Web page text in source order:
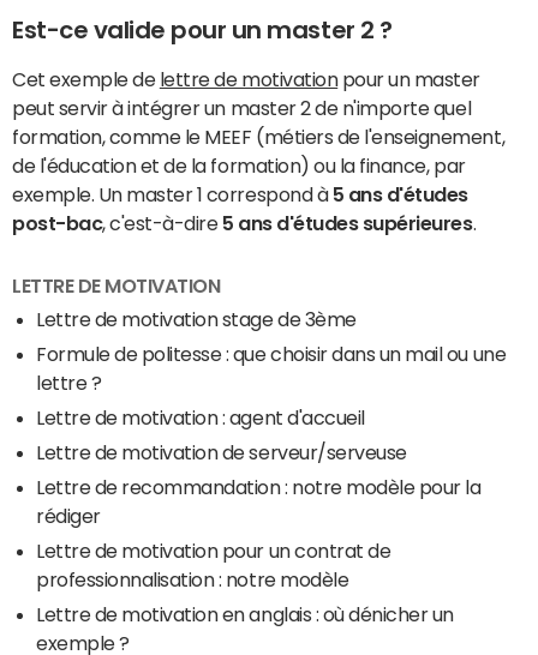
Est-ce valide pour un master 2 ?
Cet exemple de lettre de motivationpour un master
peut servir à intégrer un master 2 de n'importe quel
formation, comme le MEEF (métiers de l'enseignement,
de l'éducation et de la formation) ou la finance, par
exemple. Un master 1 correspond à 5 ans d'études
post-bac, c'est-à-dire 5 ans d'études supérieures.
LETTRE DE MOTIVATION
Lettre de motivation stage de 3ème
Formule de politesse : que choisir dans un mail ou une
lettre ?
Lettre de motivation : agent d'accueil
Lettre de motivation de serveur/serveuse
Lettre de recommandation : notre modèle pour la
rédiger
Lettre de motivation pour un contrat de
professionnalisation : notre modèle
Lettre de motivation en anglais : où dénicher un
exemple ?